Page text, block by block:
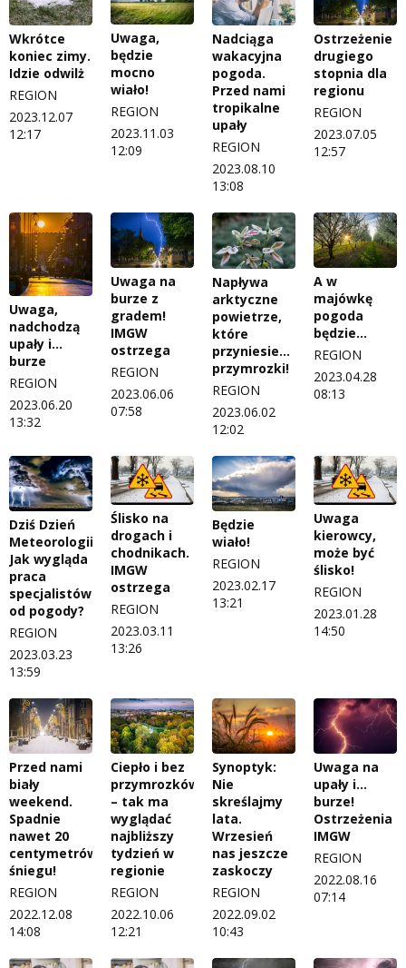
Wkrótce
koniec zimy.
Idzie odwilż
REGION
2023.12.07
12:17
Uwaga,
będzie
mocno
wiało!
REGION
2023.11.03
12:09
Nadciąga
wakacyjna
pogoda.
Przed nami
tropikalne
upały
REGION
2023.08.10
13:08
Ostrzeżenie
drugiego
stopnia dla
regionu
REGION
2023.07.05
12:57
Uwaga,
nadchodzą
upały i…
burze
REGION
2023.06.20
13:32
Uwaga na
burze z
gradem!
IMGW
ostrzega
REGION
2023.06.06
07:58
Napływa
arktyczne
powietrze,
które
przyniesie…
przymrozki!
REGION
2023.06.02
12:02
A w
majówkę
pogoda
będzie…
REGION
2023.04.28
08:13
Dziś Dzień
Meteorologii.
Jak wygląda
praca
specjalistów
od pogody?
REGION
2023.03.23
13:59
Ślisko na
drogach i
chodnikach.
IMGW
ostrzega
REGION
2023.03.11
13:26
Będzie
wiało!
REGION
2023.02.17
13:21
Uwaga
kierowcy,
może być
ślisko!
REGION
2023.01.28
14:50
Przed nami
biały
weekend.
Spadnie
nawet 20
centymetrów
śniegu!
REGION
2022.12.08
14:08
Ciepło i bez
przymrozków
– tak ma
wyglądać
najbliższy
tydzień w
regionie
REGION
2022.10.06
12:21
Synoptyk:
Nie
skreślajmy
lata.
Wrzesień
nas jeszcze
zaskoczy
REGION
2022.09.02
10:43
Uwaga na
upały i…
burze!
Ostrzeżenia
IMGW
REGION
2022.08.16
07:14